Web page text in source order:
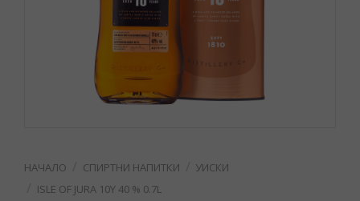
СПИРТНИ НАПИТКИ
УИСКИ
ISLE OF JURA 10Y 40 % 0.7L